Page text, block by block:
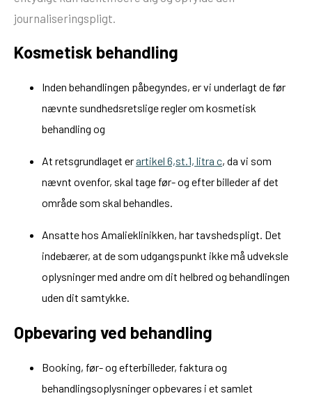
journaliseringspligt.
Kosmetisk behandling
Inden behandlingen påbegyndes, er vi underlagt de før
nævnte sundhedsretslige regler om kosmetisk
behandling og
At retsgrundlaget erartikel 6,st.1, litra c, da vi som
nævnt ovenfor, skal tage før- og efter billeder af det
område som skal behandles.
Ansatte hos Amalieklinikken, har tavshedspligt. Det
indebærer, at de som udgangspunkt ikke må udveksle
oplysninger med andre om dit helbred og behandlingen
uden dit samtykke.
Opbevaring ved behandling
Booking, før- og efterbilleder, faktura og
behandlingsoplysninger opbevares i et samlet